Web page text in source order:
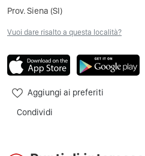
Prov. Siena (SI)
Vuoi dare risalto a questa località?
Aggiungi ai preferiti
Condividi